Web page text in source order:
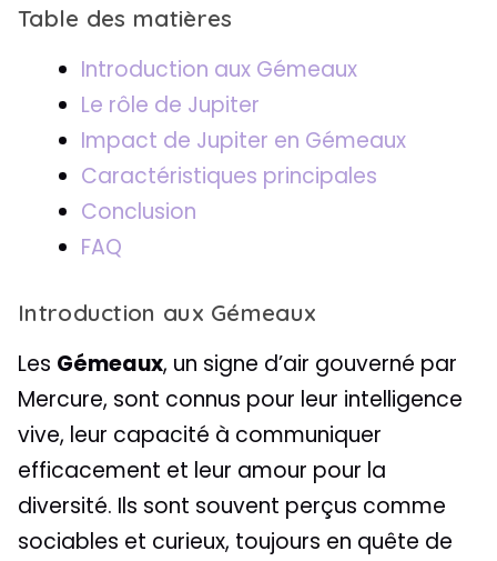
Table des matières
Introduction aux Gémeaux
Le rôle de Jupiter
Impact de Jupiter en Gémeaux
Caractéristiques principales
Conclusion
FAQ
Introduction aux Gémeaux
Les Gémeaux, un signe d’air gouverné par
Mercure, sont connus pour leur intelligence
vive, leur capacité à communiquer
efficacement et leur amour pour la
diversité. Ils sont souvent perçus comme
sociables et curieux, toujours en quête de